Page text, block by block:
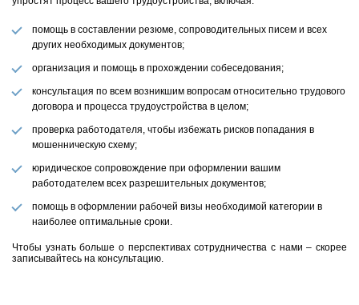
помощь в составлении резюме, сопроводительных писем и всех
других необходимых документов;
организация и помощь в прохождении собеседования;
консультация по всем возникшим вопросам относительно трудового
договора и процесса трудоустройства в целом;
проверка работодателя, чтобы избежать рисков попадания в
мошенническую схему;
юридическое сопровождение при оформлении вашим
работодателем всех разрешительных документов;
помощь в оформлении рабочей визы необходимой категории в
наиболее оптимальные сроки.
Чтобы узнать больше о перспективах сотрудничества с нами – скорее
записывайтесь на консультацию.